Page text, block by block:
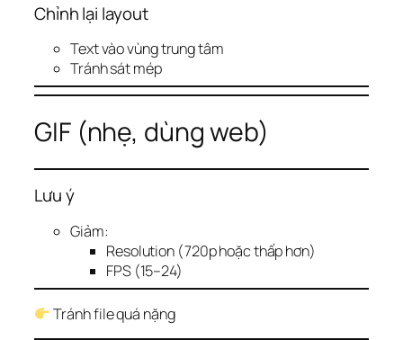
Chỉnh lại layout
Text vào vùng trung tâm
Tránh sát mép
GIF (nhẹ, dùng web)
Lưu ý
Giảm:
Resolution (720p hoặc thấp hơn)
FPS (15–24)
Tránh file quá nặng